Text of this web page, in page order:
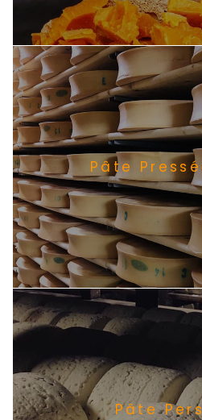
Pâte
Pâte